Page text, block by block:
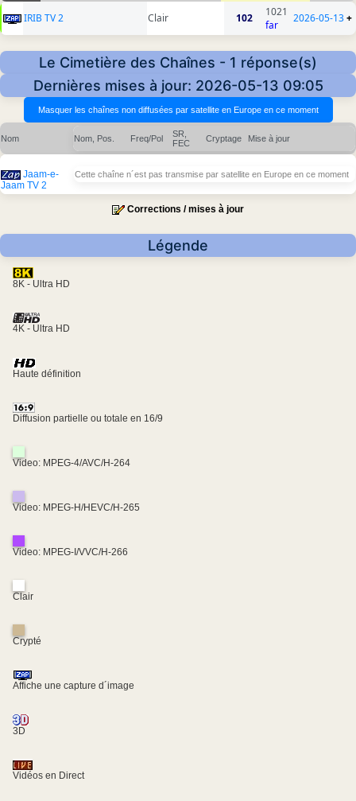
IRIB TV 2 Clair 102
1021
far
2026-05-13+
Le Cimetière des Chaînes - 1 réponse(s)
Dernières mises à jour: 2026-05-13 09:05
Nom Nom, Pos. Freq/Pol
SR,
FEC
Cryptage Mise à jour
Jaam-e-
Jaam TV 2
Cette chaîne n´est pas transmise par satellite en Europe en ce moment
Corrections / mises à jour
Légende
8K - Ultra HD
4K - Ultra HD
Haute définition
Diffusion partielle ou totale en 16/9
Video: MPEG-4/AVC/H-264
Video: MPEG-H/HEVC/H-265
Video: MPEG-I/VVC/H-266
Clair
Crypté
Affiche une capture d´image
3D
Vidéos en Direct